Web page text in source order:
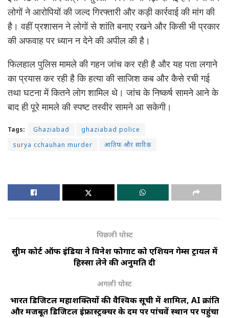
लोगों ने आरोपियों की जल्द गिरफ्तारी और कड़ी कार्रवाई की मांग की
है। वहीं प्रशासन ने लोगों से शांति बनाए रखने और किसी भी प्रकार
की अफवाह पर ध्यान न देने की अपील की है।
फिलहाल पुलिस मामले की गहन जांच कर रही है और यह पता लगाने
का प्रयास कर रही है कि हत्या की साजिश कब और कैसे रची गई
तथा घटना में कितने लोग शामिल थे। जांच के निष्कर्ष सामने आने के
बाद ही पूरे मामले की स्पष्ट तस्वीर सामने आ सकेगी।
Tags: Ghaziabad
ghaziabad police
surya cchauhan murder
आतिफ और सारिक
पिछली पोस्ट
सुप्रीम कोर्ट ऑफ इंडिया ने विनेश फोगाट को एशियन गेम्स ट्रायल में
हिस्सा लेने की अनुमति दी
अगली पोस्ट
भारत डिजिटल महाशक्तियों की वैश्विक सूची में शामिल, AI क्रांति
और मजबूत डिजिटल इंफ्रास्ट्रक्चर के दम पर पांचवें स्थान पर पहुंचा